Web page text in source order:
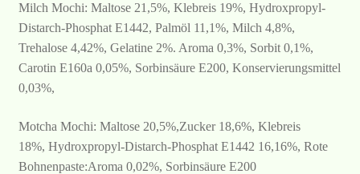
Milch Mochi: Maltose 21,5%, Klebreis 19%, Hydroxpropyl-
Distarch-Phosphat E1442, Palmöl 11,1%, Milch 4,8%,
Trehalose 4,42%, Gelatine 2%. Aroma 0,3%, Sorbit 0,1%,
Carotin E160a 0,05%, Sorbinsäure E200, Konservierungsmittel
0,03%,
Motcha Mochi: Maltose 20,5%,Zucker 18,6%, Klebreis
18%, Hydroxpropyl-Distarch-Phosphat E1442 16,16%, Rote
Bohnenpaste:Aroma 0,02%, Sorbinsäure E200